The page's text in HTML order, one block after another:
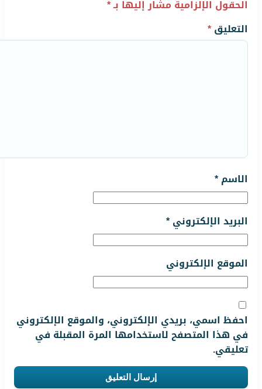
الحقول الإلزامية مشار إليها بـ*
التعليق*
الاسم*
البريد الإلكتروني*
الموقع الإلكتروني
احفظ اسمي، بريدي الإلكتروني، والموقع الإلكتروني
في هذا المتصفح لاستخدامها المرة المقبلة في
تعليقي.